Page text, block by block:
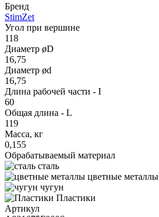
Бренд
StimZet
Угол при вершине
118
Диаметр øD
16,75
Диаметр ød
16,75
Длина рабочей части - I
60
Общая длина - L
119
Масса, кг
0,155
Обрабатываемый материал
сталь
цветные металлы
чугун
Пластики
Артикул